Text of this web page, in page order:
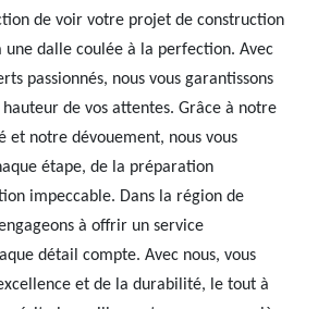
de voir votre projet de construction
une dalle coulée à la perfection. Avec
passionnés, nous vous garantissons
de vos attentes. Grâce à notre
et notre dévouement, nous vous
étape, de la préparation
impeccable. Dans la région de
à offrir un service
détail compte. Avec nous, vous
et de la durabilité, le tout à